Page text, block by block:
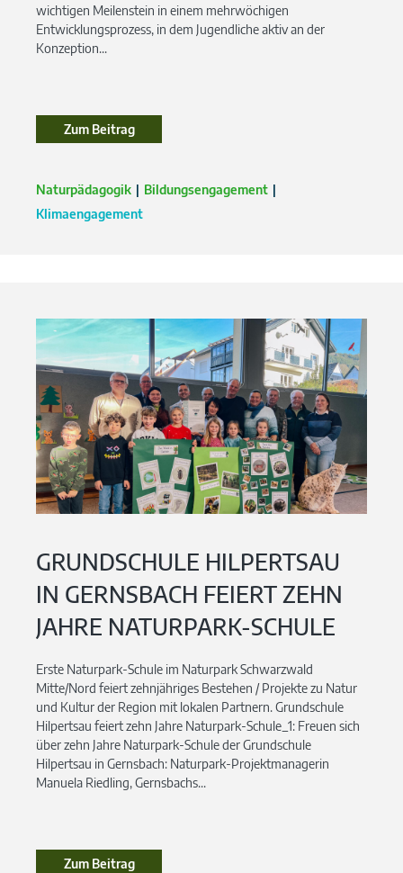
wichtigen Meilenstein in einem mehrwöchigen
Entwicklungsprozess, in dem Jugendliche aktiv an der
Konzeption...
Zum BeitragZum Beitrag
Naturpädagogik
Bildungsengagement
Klimaengagement
GRUNDSCHULE HILPERTSAU
IN GERNSBACH FEIERT ZEHN
JAHRE NATURPARK-SCHULE
Erste Naturpark-Schule im Naturpark Schwarzwald
Mitte/Nord feiert zehnjähriges Bestehen / Projekte zu Natur
und Kultur der Region mit lokalen Partnern. Grundschule
Hilpertsau feiert zehn Jahre Naturpark-Schule_1: Freuen sich
über zehn Jahre Naturpark-Schule der Grundschule
Hilpertsau in Gernsbach: Naturpark-Projektmanagerin
Manuela Riedling, Gernsbachs...
Zum BeitragZum Beitrag